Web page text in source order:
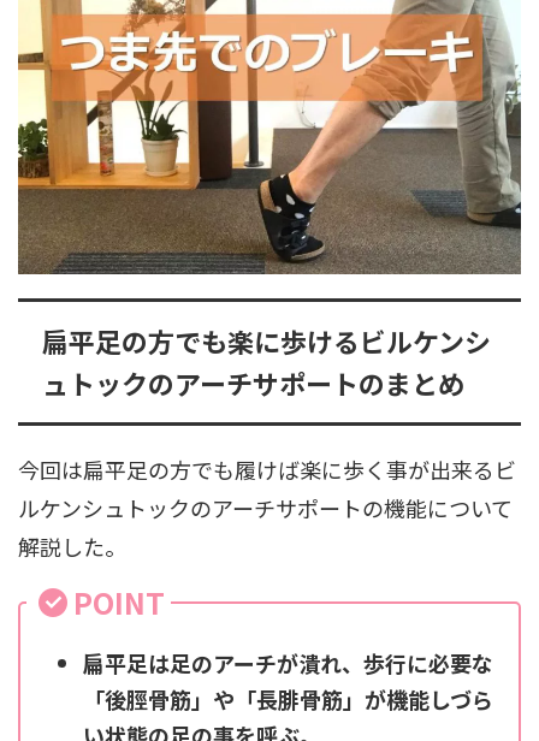
扁平足の方でも楽に歩けるビルケンシ
ュトックのアーチサポートのまとめ
今回は扁平足の方でも履けば楽に歩く事が出来るビ
ルケンシュトックのアーチサポートの機能について
解説した。
POINT
扁平足は足のアーチが潰れ、歩行に必要な
「後脛骨筋」や「長腓骨筋」が機能しづら